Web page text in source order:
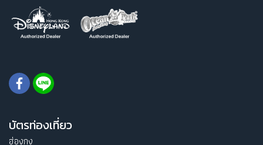
บัตรท่องเที่ยว
ฮ่องกง